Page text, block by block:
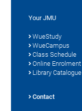
Your JMU
WueStudy
WueCampus
Class Schedule
Online Enrolment
Library Catalogue
Contact